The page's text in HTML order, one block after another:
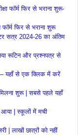
फॉर्म फिर से भराना शुरू-
फॉर्म फिर से भराना शुरू
सत्र 2024-26 का अंतिम
नया रूटिन और प्रश्नपत्र से
– यहाँ से एक क्लिक में करें
शुरू | सबसे पहले यहाँ
आया | स्कूलों में मची
| लाखों छात्रों को नहीं